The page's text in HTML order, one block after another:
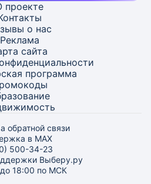
проекте
о нас
Реклама
сайта
программа
обратной связи
в MAX
500-34-23
Выберу.ру
18:00 по МСК